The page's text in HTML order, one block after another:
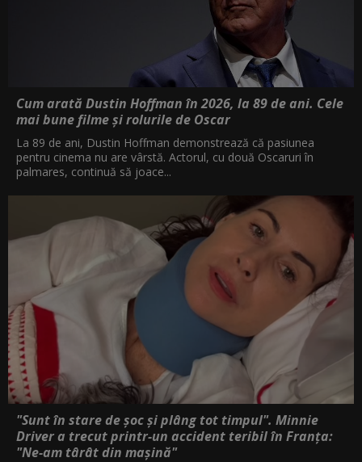
Cum arată Dustin Hoffman în 2026, la 89 de ani. Cele
mai bune filme și rolurile de Oscar
La 89 de ani, Dustin Hoffman demonstrează că pasiunea
pentru cinema nu are vârstă. Actorul, cu două Oscaruri în
palmares, continuă să joace...
"Sunt în stare de șoc și plâng tot timpul". Minnie
Driver a trecut printr-un accident teribil în Franța:
"Ne-am târât din mașină"